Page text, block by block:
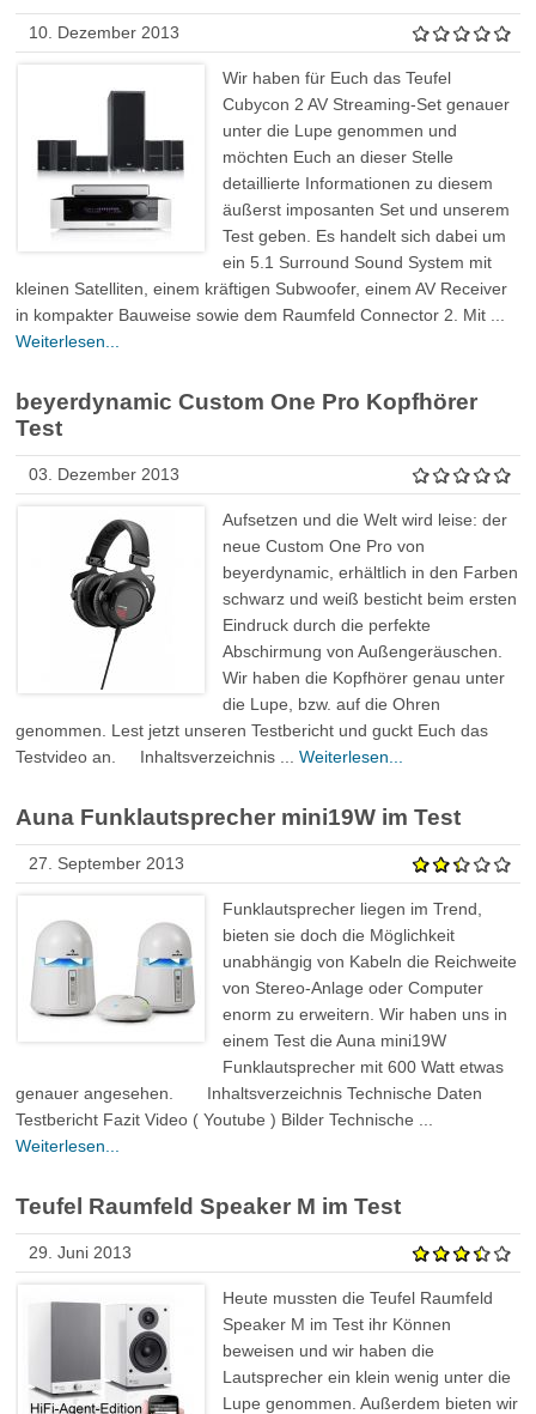
10. Dezember 2013
Wir haben für Euch das Teufel
Cubycon 2 AV Streaming-Set genauer
unter die Lupe genommen und
möchten Euch an dieser Stelle
detaillierte Informationen zu diesem
äußerst imposanten Set und unserem
Test geben. Es handelt sich dabei um
ein 5.1 Surround Sound System mit
kleinen Satelliten, einem kräftigen Subwoofer, einem AV Receiver
in kompakter Bauweise sowie dem Raumfeld Connector 2. Mit ...
Weiterlesen...
beyerdynamic Custom One Pro Kopfhörer
Test
03. Dezember 2013
Aufsetzen und die Welt wird leise: der
neue Custom One Pro von
beyerdynamic, erhältlich in den Farben
schwarz und weiß besticht beim ersten
Eindruck durch die perfekte
Abschirmung von Außengeräuschen.
Wir haben die Kopfhörer genau unter
die Lupe, bzw. auf die Ohren
genommen. Lest jetzt unseren Testbericht und guckt Euch das
Testvideo an. Inhaltsverzeichnis ...Weiterlesen...
Auna Funklautsprecher mini19W im Test
27. September 2013
Funklautsprecher liegen im Trend,
bieten sie doch die Möglichkeit
unabhängig von Kabeln die Reichweite
von Stereo-Anlage oder Computer
enorm zu erweitern. Wir haben uns in
einem Test die Auna mini19W
Funklautsprecher mit 600 Watt etwas
genauer angesehen. Inhaltsverzeichnis Technische Daten
Testbericht Fazit Video ( Youtube ) Bilder Technische ...
Weiterlesen...
Teufel Raumfeld Speaker M im Test
29. Juni 2013
Heute mussten die Teufel Raumfeld
Speaker M im Test ihr Können
beweisen und wir haben die
Lautsprecher ein klein wenig unter die
Lupe genommen. Außerdem bieten wir